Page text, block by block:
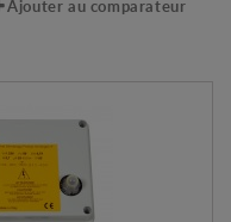
Ajouter au comparateur